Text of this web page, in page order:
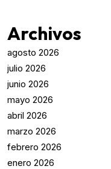
Archivos
agosto 2026
julio 2026
junio 2026
mayo 2026
abril 2026
marzo 2026
febrero 2026
enero 2026